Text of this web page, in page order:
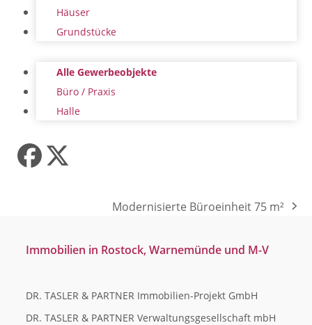
Häuser
Grundstücke
Alle Gewerbeobjekte
Büro / Praxis
Halle
Facebook
Twitter
Nächster
Modernisierte Büroeinheit 75 m²
Immobilien in Rostock, Warnemünde und M-V
DR. TASLER & PARTNER Immobilien-Projekt GmbH
DR. TASLER & PARTNER Verwaltungsgesellschaft mbH